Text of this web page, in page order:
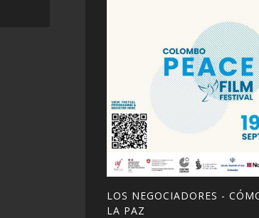
LOS NEGOCIADORES -
LA PAZ